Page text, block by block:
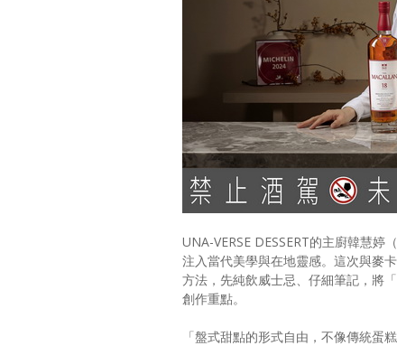
UNA-VERSE DESSERT的主廚韓慧
注入當代美學與在地靈感。這次與麥
方法，先純飲威士忌、仔細筆記，將
創作重點。
「盤式甜點的形式自由，不像傳統蛋